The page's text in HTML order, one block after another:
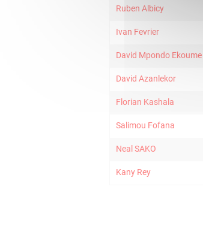
Ruben Albicy
Ivan Fevrier
David Mpondo Ekoume
David Azanlekor
Florian Kashala
Salimou Fofana
Neal SAKO
Kany Rey